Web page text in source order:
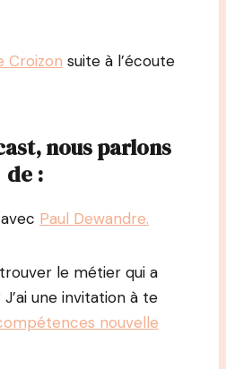
Croizon suite à l’écoute
nous parlons
de :
Paul Dewandre.
le métier qui a
une invitation à te
nouvelle